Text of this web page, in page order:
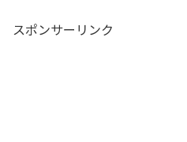
スポンサーリンク